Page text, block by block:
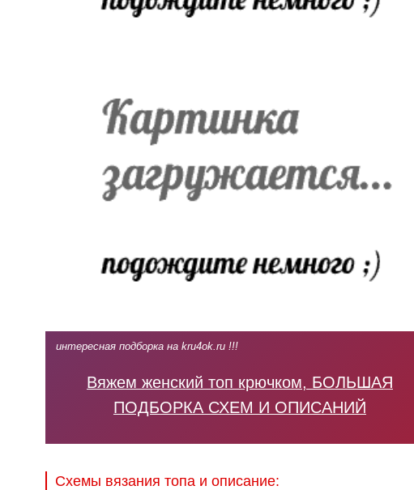
интересная подборка на kru4ok.ru !!!
Вяжем женский топ крючком, БОЛЬШАЯ
ПОДБОРКА СХЕМ И ОПИСАНИЙ
Схемы вязания топа и описание: